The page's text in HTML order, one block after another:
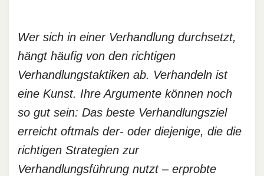
Wer sich in einer Verhandlung durchsetzt,
hängt häufig von den richtigen
Verhandlungstaktiken ab. Verhandeln ist
eine Kunst. Ihre Argumente können noch
so gut sein: Das beste Verhandlungsziel
erreicht oftmals der- oder diejenige, die die
richtigen Strategien zur
Verhandlungsführung nutzt – erprobte